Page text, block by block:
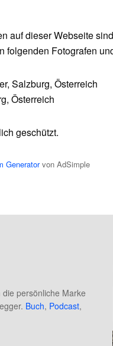
auf dieser Webseite
folgenden Fotografen
Salzburg, Österreich
Österreich
geschützt.
Generatorvon AdSimple
persönliche Marke
Buch, Podcast,